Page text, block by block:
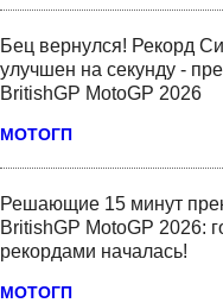
Бец вернулся! Рекорд
улучшен на секунду -
BritishGP MotoGP 2026
МОТОГП
Решающие 15 минут
BritishGP MotoGP 2026:
рекордами началась!
МОТОГП